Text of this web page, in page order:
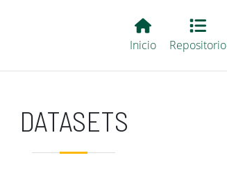
Main EvALL
Inicio Repositorio
DATASETS